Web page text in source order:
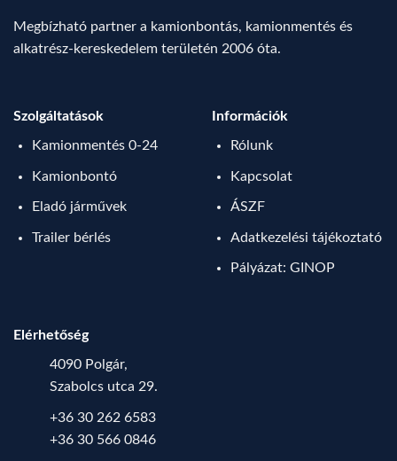
Megbízható partner a kamionbontás, kamionmentés és
alkatrész-kereskedelem területén 2006 óta.
Szolgáltatások
Kamionmentés 0-24
Kamionbontó
Eladó járművek
Trailer bérlés
Információk
Rólunk
Kapcsolat
ÁSZF
Adatkezelési tájékoztató
Pályázat: GINOP
Elérhetőség
4090 Polgár,
Szabolcs utca 29.
+36 30 262 6583
+36 30 566 0846